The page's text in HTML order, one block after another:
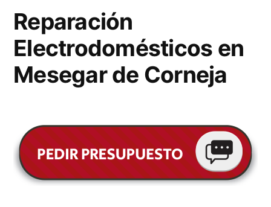
Reparación
Electrodomésticos en
Mesegar de Corneja